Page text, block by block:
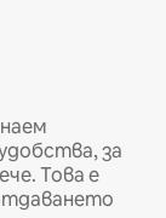
за
Това е